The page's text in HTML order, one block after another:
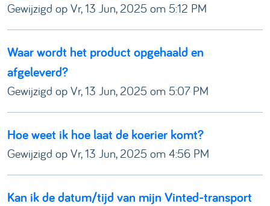
Gewijzigd op Vr, 13 Jun, 2025 om 5:12 PM
Waar wordt het product opgehaald en
afgeleverd?
Gewijzigd op Vr, 13 Jun, 2025 om 5:07 PM
Hoe weet ik hoe laat de koerier komt?
Gewijzigd op Vr, 13 Jun, 2025 om 4:56 PM
Kan ik de datum/tijd van mijn Vinted-transport